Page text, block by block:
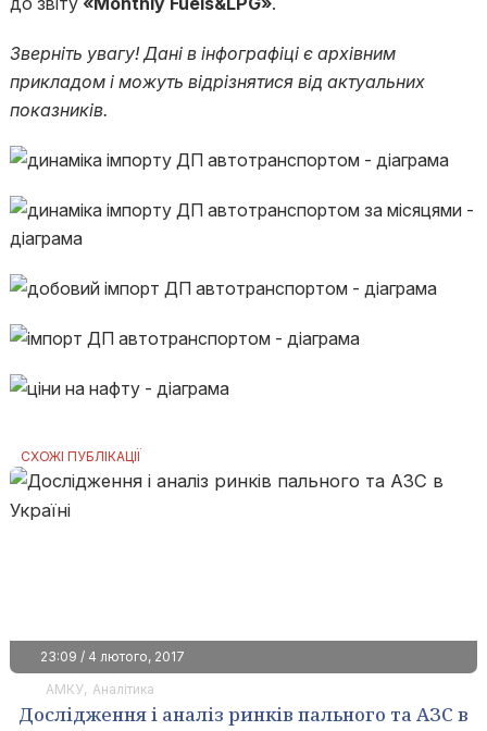
Зверніть увагу! Дані в інфографіці є архівним
прикладом і можуть відрізнятися від актуальних
показників.
СХОЖІ ПУБЛІКАЦІЇ
23:09 / 4 лютого, 2017
АМКУ
Аналітика
Дослідження і аналіз ринків пального та АЗС в